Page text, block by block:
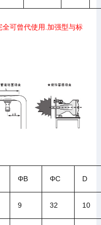
可曾代使用.加强型与标
ΦB ΦC D
9 32 10